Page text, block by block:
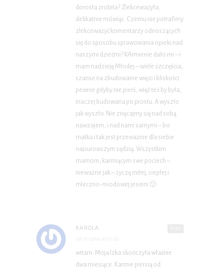
dorosła zrobiła? Zlekceważyła,
delikatnie mówiąc. Czemu nie potrafimy
zlekceważyć komentarzy odnoszących
się do sposobu sprawowania opieki nad
naszymi dziećmi? KArmienie dało mi – i
mam nadzieję Młodej – wiele szczęścia,
szanse na zbudowanie więzi i bliskości.
pewnie gdyby nie pierś, więź też by była,
inaczej budowana po prostu. A wyszło
jak wyszło. Nie znęcajmy się nad sobą
nawzajem, i nad nami samymi – bo
matka i tak jest przeważnie dla siebie
najsurowszym sędzią. Wszystkim
mamom, karmiącym swe pociech –
nieważne jak – życzę miłej, ciepłej i
mleczno-miodowej jesieni 🙂
KAROLA
witam. Moja Izka skończyła właśnie
dwa miesiące. Karmie piersią od